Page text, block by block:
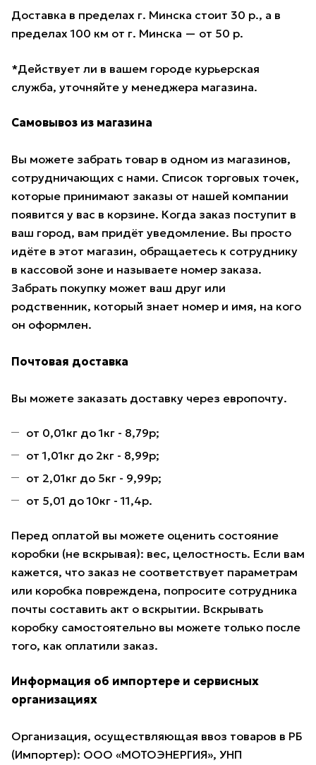
Доставка в пределах г. Минска стоит 30 р., а в
пределах 100 км от г. Минска — от 50 р.
*Действует ли в вашем городе курьерская
служба, уточняйте у менеджера магазина.
Самовывоз из магазина
Вы можете забрать товар в одном из магазинов,
сотрудничающих с нами. Список торговых точек,
которые принимают заказы от нашей компании
появится у вас в корзине. Когда заказ поступит в
ваш город, вам придёт уведомление. Вы просто
идёте в этот магазин, обращаетесь к сотруднику
в кассовой зоне и называете номер заказа.
Забрать покупку может ваш друг или
родственник, который знает номер и имя, на кого
он оформлен.
Почтовая доставка
Вы можете заказать доставку через европочту.
от 0,01кг до 1кг - 8,79р;
от 1,01кг до 2кг - 8,99р;
от 2,01кг до 5кг - 9,99р;
от 5,01 до 10кг - 11,4р.
Перед оплатой вы можете оценить состояние
коробки (не вскрывая): вес, целостность. Если вам
кажется, что заказ не соответствует параметрам
или коробка повреждена, попросите сотрудника
почты составить акт о вскрытии. Вскрывать
коробку самостоятельно вы можете только после
того, как оплатили заказ.
Информация об импортере и сервисных
организациях
Организация, осуществляющая ввоз товаров в РБ
(Импортер): ООО «МОТОЭНЕРГИЯ», УНП